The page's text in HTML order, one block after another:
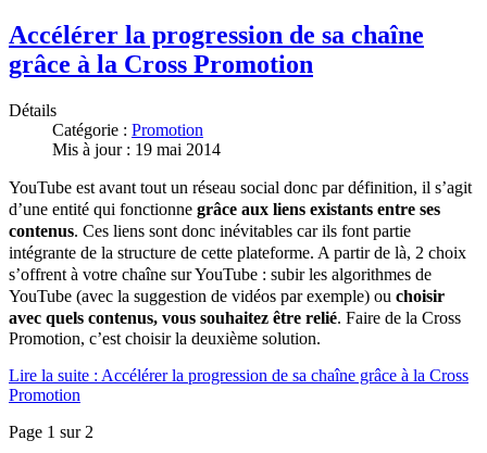
Accélérer la progression de sa chaîne
grâce à la Cross Promotion
Détails
Catégorie : Promotion
Mis à jour : 19 mai 2014
YouTube est avant tout un réseau social donc par définition, il s’agit
d’une entité qui fonctionne grâce aux liens existants entre ses
contenus. Ces liens sont donc inévitables car ils font partie
intégrante de la structure de cette plateforme. A partir de là, 2 choix
s’offrent à votre chaîne sur YouTube : subir les algorithmes de
YouTube (avec la suggestion de vidéos par exemple) ou choisir
avec quels contenus, vous souhaitez être relié. Faire de la Cross
Promotion, c’est choisir la deuxième solution.
Lire la suite : Accélérer la progression de sa chaîne grâce à la Cross
Promotion
Page 1 sur 2